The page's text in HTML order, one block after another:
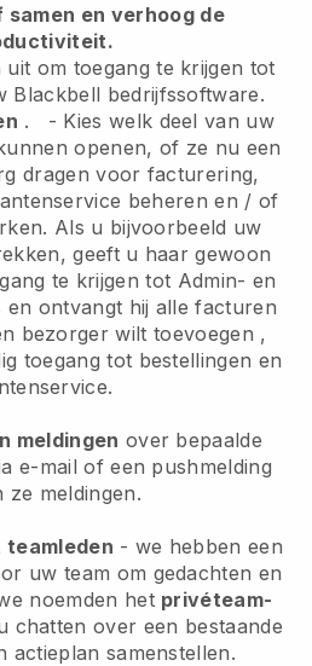
en verhoog de
uit om toegang te krijgen tot
Blackbell bedrijfssoftware.
. - Kies welk deel van uw
openen, of ze nu een
dragen voor facturering,
beheren en / of
Als u bijvoorbeeld uw
geeft u haar gewoon
te krijgen tot Admin- en
en ontvangt hij alle facturen
bezorger wilt toevoegen ,
toegang tot bestellingen en
meldingen over bepaalde
e-mail of een pushmelding
ze meldingen.
teamleden - we hebben een
uw team om gedachten en
noemden het privéteam-
chatten over een bestaande
actieplan samenstellen.